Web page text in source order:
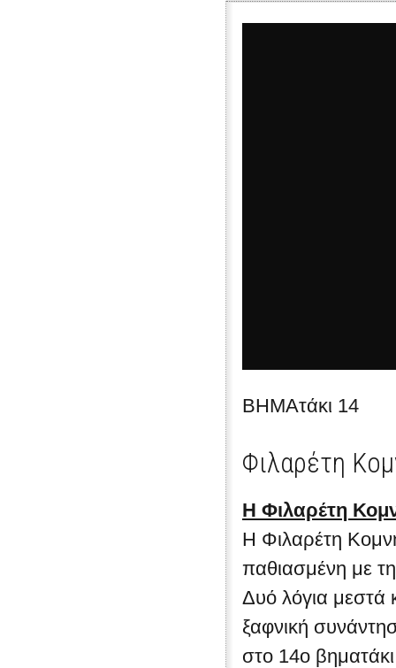
ΒΗΜΑτάκι 14
Φιλαρέτη
Η Φιλαρέτη
Η Φιλαρέτη
παθιασμένη με
Δυό λόγια μεστά
ξαφνική
στο 14ο